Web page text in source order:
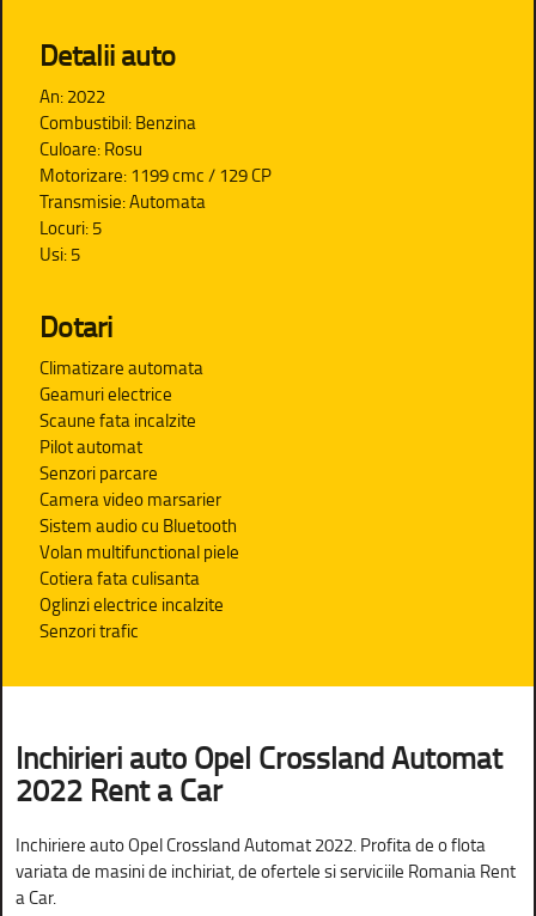
Detalii auto
An: 2022
Combustibil: Benzina
Culoare: Rosu
Motorizare: 1199 cmc / 129 CP
Transmisie: Automata
Locuri: 5
Usi: 5
Dotari
Climatizare automata
Geamuri electrice
Scaune fata incalzite
Pilot automat
Senzori parcare
Camera video marsarier
Sistem audio cu Bluetooth
Volan multifunctional piele
Cotiera fata culisanta
Oglinzi electrice incalzite
Senzori trafic
Inchirieri auto Opel Crossland Automat
2022 Rent a Car
Inchiriere auto Opel Crossland Automat 2022. Profita de o flota
variata de masini de inchiriat, de ofertele si serviciile Romania Rent
a Car.